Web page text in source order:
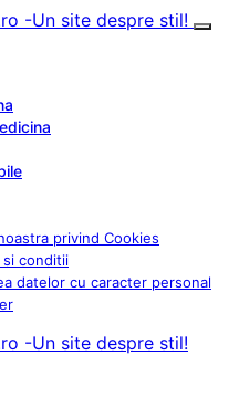
privind Cookies
si conditii
datelor cu caracter personal